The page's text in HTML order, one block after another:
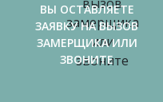
ВЫ ОСТАВЛЯЕТЕ
ЗАЯВКУ НА ВЫЗОВ
ЗАМЕРЩИКА ИЛИ
ЗВОНИТЕ